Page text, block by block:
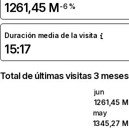
1261,45 M-6 %
Duración media de la visita
15:17
Total de últimas visitas 3 meses
jun
1261,45 M
may
1345,27 M